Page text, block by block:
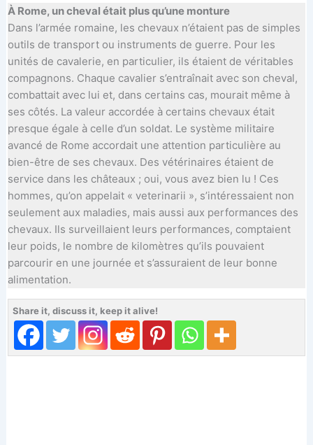
À Rome, un cheval était plus qu’une monture
Dans l’armée romaine, les chevaux n’étaient pas de simples
outils de transport ou instruments de guerre. Pour les
unités de cavalerie, en particulier, ils étaient de véritables
compagnons. Chaque cavalier s’entraînait avec son cheval,
combattait avec lui et, dans certains cas, mourait même à
ses côtés. La valeur accordée à certains chevaux était
presque égale à celle d’un soldat. Le système militaire
avancé de Rome accordait une attention particulière au
bien-être de ses chevaux. Des vétérinaires étaient de
service dans les châteaux ; oui, vous avez bien lu ! Ces
hommes, qu’on appelait « veterinarii », s’intéressaient non
seulement aux maladies, mais aussi aux performances des
chevaux. Ils surveillaient leurs performances, comptaient
leur poids, le nombre de kilomètres qu’ils pouvaient
parcourir en une journée et s’assuraient de leur bonne
alimentation.
Share it, discuss it, keep it alive!